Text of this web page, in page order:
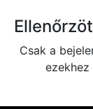
Csak a